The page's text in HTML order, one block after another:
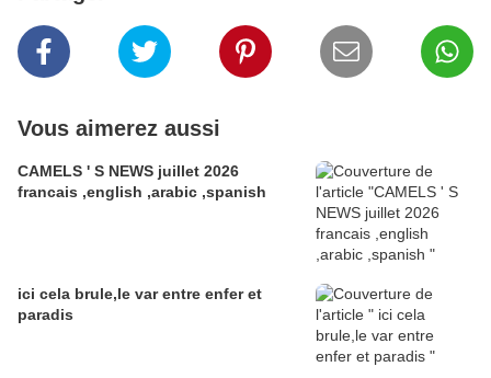
Vous aimerez aussi
CAMELS ' S NEWS juillet 2026
francais ,english ,arabic ,spanish
ici cela brule,le var entre enfer et
paradis